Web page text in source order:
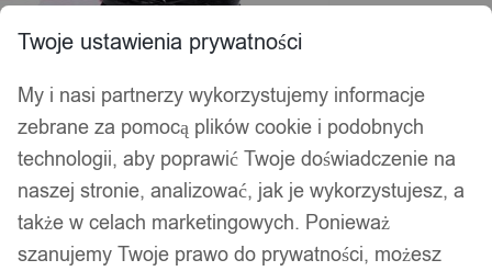
Twoje ustawienia prywatności
My i nasi partnerzy wykorzystujemy informacje
zebrane za pomocą plików cookie i podobnych
technologii, aby poprawić Twoje doświadczenie na
naszej stronie, analizować, jak je wykorzystujesz, a
także w celach marketingowych. Ponieważ
szanujemy Twoje prawo do prywatności, możesz